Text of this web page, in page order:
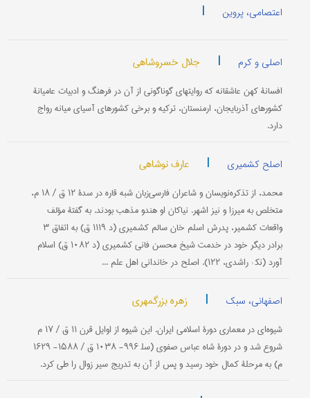
اعتصامی، پروین |
اصلی و کرم | جلال خسروشاهی
افسانۀ كهن عاشقانه كه روایتهای گوناگونی از آن در فرهنگ و ادبیات عامیانۀ
كشورهای آذربایجان، ارمنستان، تركیه و برخی كشورهای آسیای میانه رواج
دارد.
اصلح کشمیری | عارف نوشاهی
محمد، از تذكره‌نویسان و شاعران فارسی‌زبان شبه قاره در سدۀ ۱۲ ق / ۱۸ م،
متخلص به میرزا و نیز اشهر. نیاكان او هندو مذهب بودند. به گفتۀ مؤلف
واقعات كشمیر، پدرش اسلم خان سالم كشمیری (د ۱۱۱۹ ق) به اتفاق ۳
برادر دیگر خود در خدمت شیخ محسن فانی كشمیری (د ۱۰۸۲ ق) اسلام
آورد (نك‍ : راشدی، ۱۲۲). اصلح در خاندانی اهل علم ...
اصفهانی، سبک | زهره بزرگمهری
شیوه‌ای در معماری دورۀ اسلامی ایران. این شیوه از اوایل قرن ۱۱ ق / ۱۷ م
شروع شد و در دورۀ شاه عباس صفوی (سل‍ ۹۹۶- ۱۰۳۸ ق / ۱۵۸۸- ۱۶۲۹
م) به مرحلۀ كمال خود رسید و پس از آن به تدریج سیر زوال را طی كرد.